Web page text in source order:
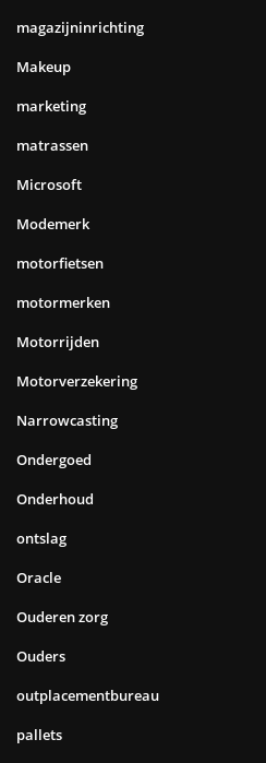
magazijninrichting
Makeup
marketing
matrassen
Microsoft
Modemerk
motorfietsen
motormerken
Motorrijden
Motorverzekering
Narrowcasting
Ondergoed
Onderhoud
ontslag
Oracle
Ouderen zorg
Ouders
outplacementbureau
pallets